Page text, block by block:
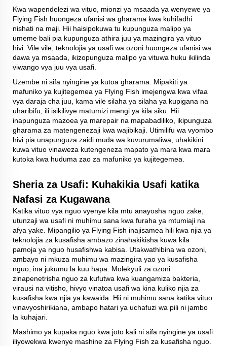
Kwa wapendelezi wa vituo, mionzi ya msaada ya wenyewe ya
Flying Fish huongeza ufanisi wa gharama kwa kuhifadhi
nishati na maji. Hii haisipokuwa tu kupunguza malipo ya
umeme bali pia kupunguza athira juu ya mazingira ya vituo
hivi. Vile vile, teknolojia ya usafi wa ozoni huongeza ufanisi wa
dawa ya msaada, ikizopunguza malipo ya vituwa huku ikilinda
viwango vya juu vya usafi.
Uzembe ni sifa nyingine ya kutoa gharama. Mipakiti ya
mafuniko ya kujitegemea ya Flying Fish imejengwa kwa vifaa
vya daraja cha juu, kama vile silaha ya silaha ya kupigana na
uharibifu, ili isikilivye matumizi mengi ya kila siku. Hii
inapunguza mazoea ya marepair na mapabadiliko, ikipunguza
gharama za matengenezaji kwa wajibikaji. Utimilifu wa vyombo
hivi pia unapunguza zaidi muda wa kuvurumaliwa, uhakikini
kuwa vituo vinaweza kutengeneza mapato ya mara kwa mara
kutoka kwa huduma zao za mafuniko ya kujitegemea.
Sheria za Usafi: Kuhakikia Usafi katika
Nafasi za Kugawana
Katika vituo vya nguo vyenye kila mtu anayosha nguo zake,
utunzaji wa usafi ni muhimu sana kwa furaha ya mtumiaji na
afya yake. Mipangilio ya Flying Fish inajisamea hili kwa njia ya
teknolojia za kusafisha ambazo zinahakikisha kuwa kila
pamoja ya nguo husafishwa kabisa. Utakwathibina wa ozoni,
ambayo ni mkuza muhimu wa mazingira yao ya kusafisha
nguo, ina jukumu la kuu hapa. Molekyuli za ozoni
zinapenetrisha nguo za kufutwa kwa kuangamiza bakteria,
virausi na vitisho, hivyo vinatoa usafi wa kina kuliko njia za
kusafisha kwa njia ya kawaida. Hii ni muhimu sana katika vituo
vinavyoshirikiana, ambapo hatari ya uchafuzi wa pili ni jambo
la kuhajari.
Mashimo ya kupaka nguo kwa joto kali ni sifa nyingine ya usafi
iliyowekwa kwenye mashine za Flying Fish za kusafisha nguo.